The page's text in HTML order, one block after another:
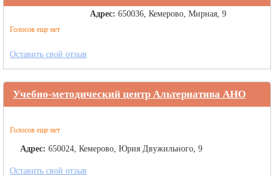
Голосов еще нет
Адрес: 650036, Кемерово, Мирная, 9
Оставить свой отзыв
Учебно-методический центр Альтернатива АНО
Голосов еще нет
Адрес: 650024, Кемерово, Юрия Двужильного, 9
Оставить свой отзыв